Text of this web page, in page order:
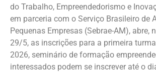
do Trabalho, Empreendedorismo e
em parceria com o Serviço Brasileiro de
Pequenas Empresas (Sebrae-AM), abre,
29/5, as inscrições para a primeira
2026, seminário de formação
interessados podem se inscrever até o